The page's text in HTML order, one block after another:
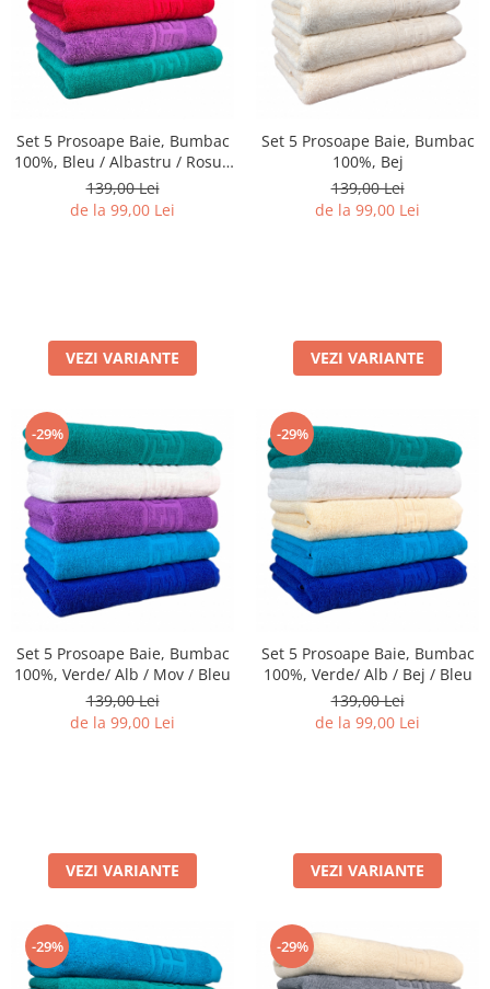
Set 5 Prosoape Baie, Bumbac
100%, Bleu / Albastru / Rosu /
Mov / Verde
139,00 Lei
de la 99,00 Lei
VEZI VARIANTE
Set 5 Prosoape Baie, Bumbac
100%, Bej
139,00 Lei
de la 99,00 Lei
VEZI VARIANTE
-29%
Set 5 Prosoape Baie, Bumbac
100%, Verde/ Alb / Mov / Bleu
139,00 Lei
de la 99,00 Lei
VEZI VARIANTE
-29%
Set 5 Prosoape Baie, Bumbac
100%, Verde/ Alb / Bej / Bleu
139,00 Lei
de la 99,00 Lei
VEZI VARIANTE
-29% -29%